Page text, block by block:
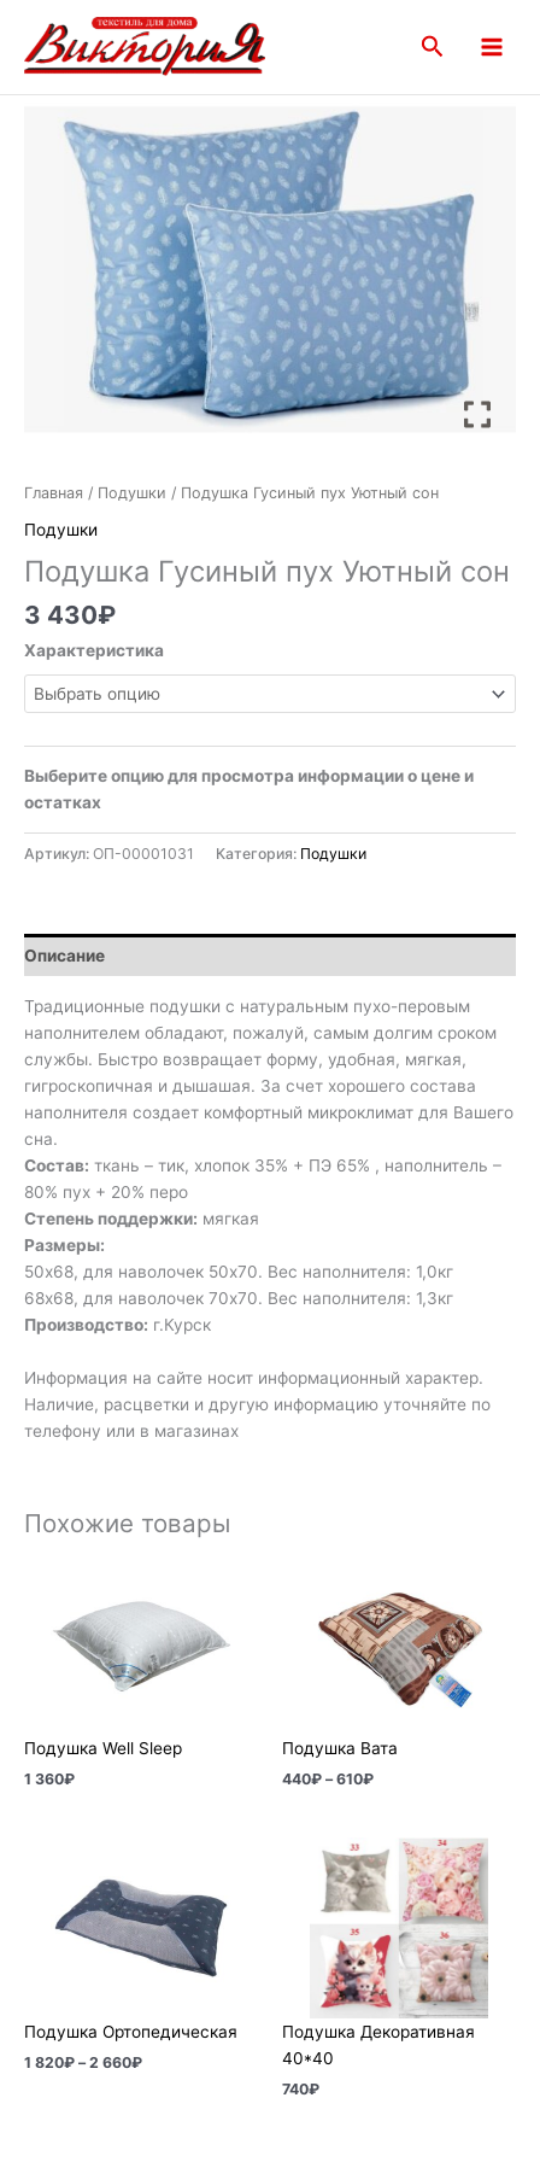
содержимому
Поиск
Menu
Главная / Подушки / Подушка Гусиный пух Уютный сон
Подушки
Подушка Гусиный пух Уютный сон
3 430₽
Характеристика
Выберите опцию для просмотра информации о цене и
остатках
Артикул: ОП-00001031 Категория: Подушки
Описание
Традиционные подушки с натуральным пухо-перовым
наполнителем обладают, пожалуй, самым долгим сроком
службы. Быстро возвращает форму, удобная, мягкая,
гигроскопичная и дышашая. За счет хорошего состава
наполнителя создает комфортный микроклимат для Вашего
сна.
Состав: ткань – тик, хлопок 35% + ПЭ 65% , наполнитель –
80% пух + 20% перо
Степень поддержки: мягкая
Размеры:
50х68, для наволочек 50х70. Вес наполнителя: 1,0кг
68х68, для наволочек 70х70. Вес наполнителя: 1,3кг
Производство: г.Курск
Информация на сайте носит информационный характер.
Наличие, расцветки и другую информацию уточняйте по
телефону или в магазинах
Похожие товары
Подушка Well Sleep
1 360₽
Подушка Вата
440₽ – 610₽
440₽
–
610₽
Подушка Ортопедическая
1 820₽ – 2 660₽
820₽
–
660₽
Подушка Декоративная
40*40
740₽